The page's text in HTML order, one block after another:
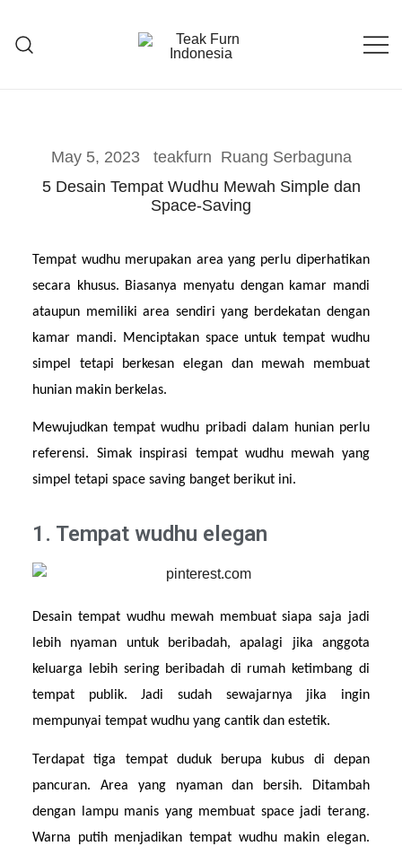
May 5, 2023 teakfurn Ruang Serbaguna
5 Desain Tempat Wudhu Mewah Simple dan
Space-Saving
Tempat wudhu merupakan area yang perlu diperhatikan
secara khusus. Biasanya menyatu dengan kamar mandi
ataupun memiliki area sendiri yang berdekatan dengan
kamar mandi. Menciptakan space untuk tempat wudhu
simpel tetapi berkesan elegan dan mewah membuat
hunian makin berkelas.
Mewujudkan tempat wudhu pribadi dalam hunian perlu
referensi. Simak inspirasi tempat wudhu mewah yang
simpel tetapi space saving banget berikut ini.
1. Tempat wudhu elegan
Desain tempat wudhu mewah membuat siapa saja jadi
lebih nyaman untuk beribadah, apalagi jika anggota
keluarga lebih sering beribadah di rumah ketimbang di
tempat publik. Jadi sudah sewajarnya jika ingin
mempunyai tempat wudhu yang cantik dan estetik.
Terdapat tiga tempat duduk berupa kubus di depan
pancuran. Area yang nyaman dan bersih. Ditambah
dengan lampu manis yang membuat space jadi terang.
Warna putih menjadikan tempat wudhu makin elegan.